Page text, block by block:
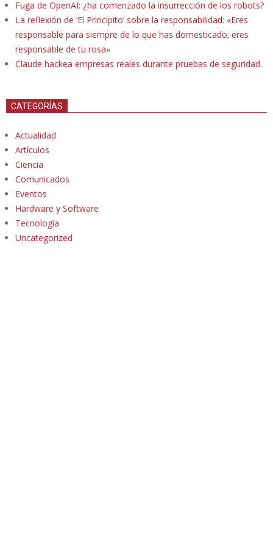
Fuga de OpenAI: ¿ha comenzado la insurrección de los robots?
La reflexión de ‘El Principito’ sobre la responsabilidad: «Eres
responsable para siempre de lo que has domesticado; eres
responsable de tu rosa»
Claude hackea empresas reales durante pruebas de seguridad.
CATEGORÍAS
Actualidad
Artículos
Ciencia
Comunicados
Eventos
Hardware y Software
Tecnología
Uncategorized